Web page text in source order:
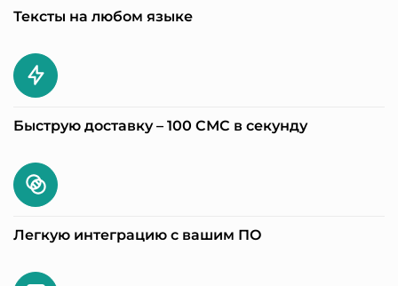
Тексты на любом языке
Быструю доставку – 100 СМС в секунду
Легкую интеграцию с вашим ПО